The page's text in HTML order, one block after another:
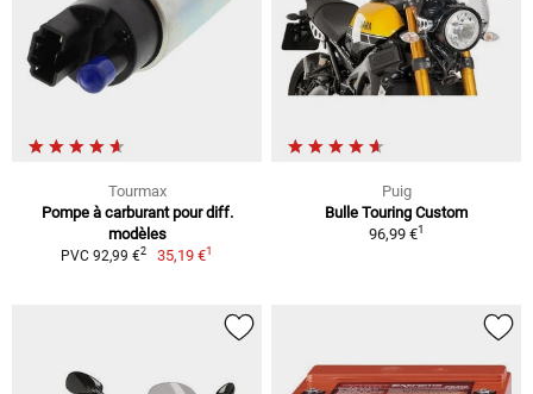
Tourmax
Pompe à carburant pour diff.
modèles
PVC 92,99 €2 35,19 €1
Puig
Bulle Touring Custom
96,99 €1